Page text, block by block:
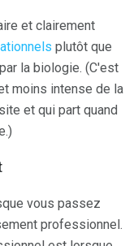
et clairement
plutôt que
la biologie. (C'est
moins intense de la
et qui part quand
vous passez
professionnel.